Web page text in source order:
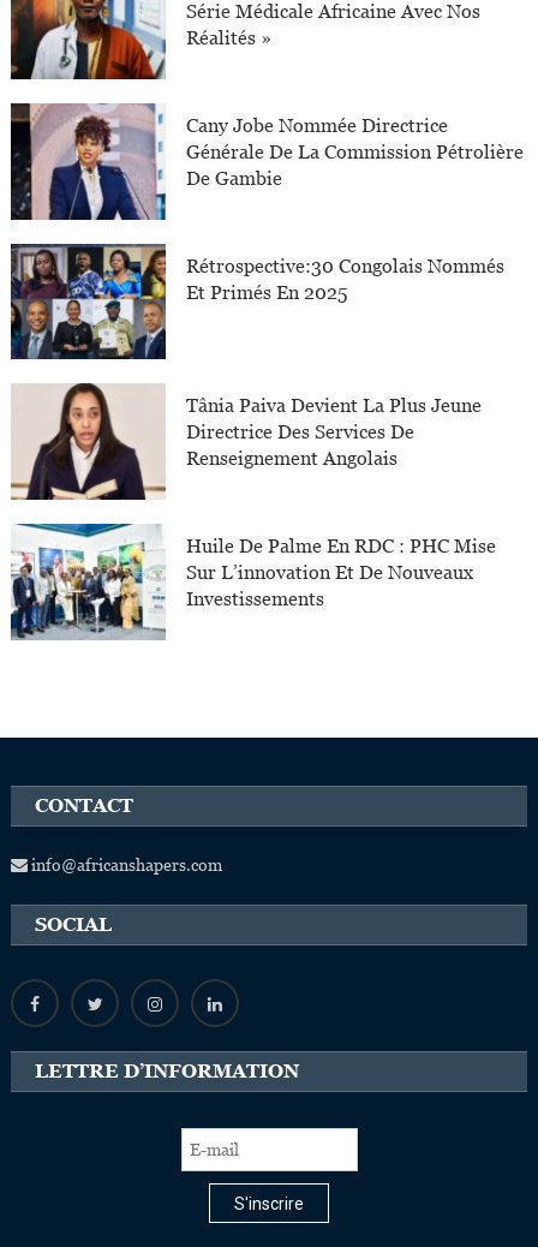
Série Médicale Africaine Avec Nos
Réalités »
Cany Jobe Nommée Directrice
Générale De La Commission Pétrolière
De Gambie
Rétrospective:30 Congolais Nommés
Et Primés En 2025
Tânia Paiva Devient La Plus Jeune
Directrice Des Services De
Renseignement Angolais
Huile De Palme En RDC : PHC Mise
Sur L’innovation Et De Nouveaux
Investissements
CONTACT
info@africanshapers.com
SOCIAL
LETTRE D’INFORMATION
S'inscrire